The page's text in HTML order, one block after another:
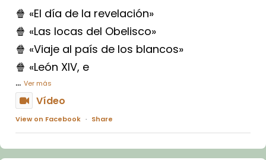
🍿 «El día de la revelación»
🍿 «Las locas del Obelisco»
🍿 «Viaje al país de los blancos»
🍿 «León XIV, e
... Ver más
Vídeo
View on Facebook · Share
Arquebisbat de Barcelona